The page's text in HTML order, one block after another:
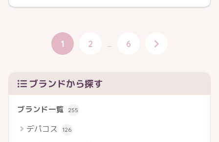
1 2 … 6
ブランドから探す
ブランド一覧 255
デパコス 126